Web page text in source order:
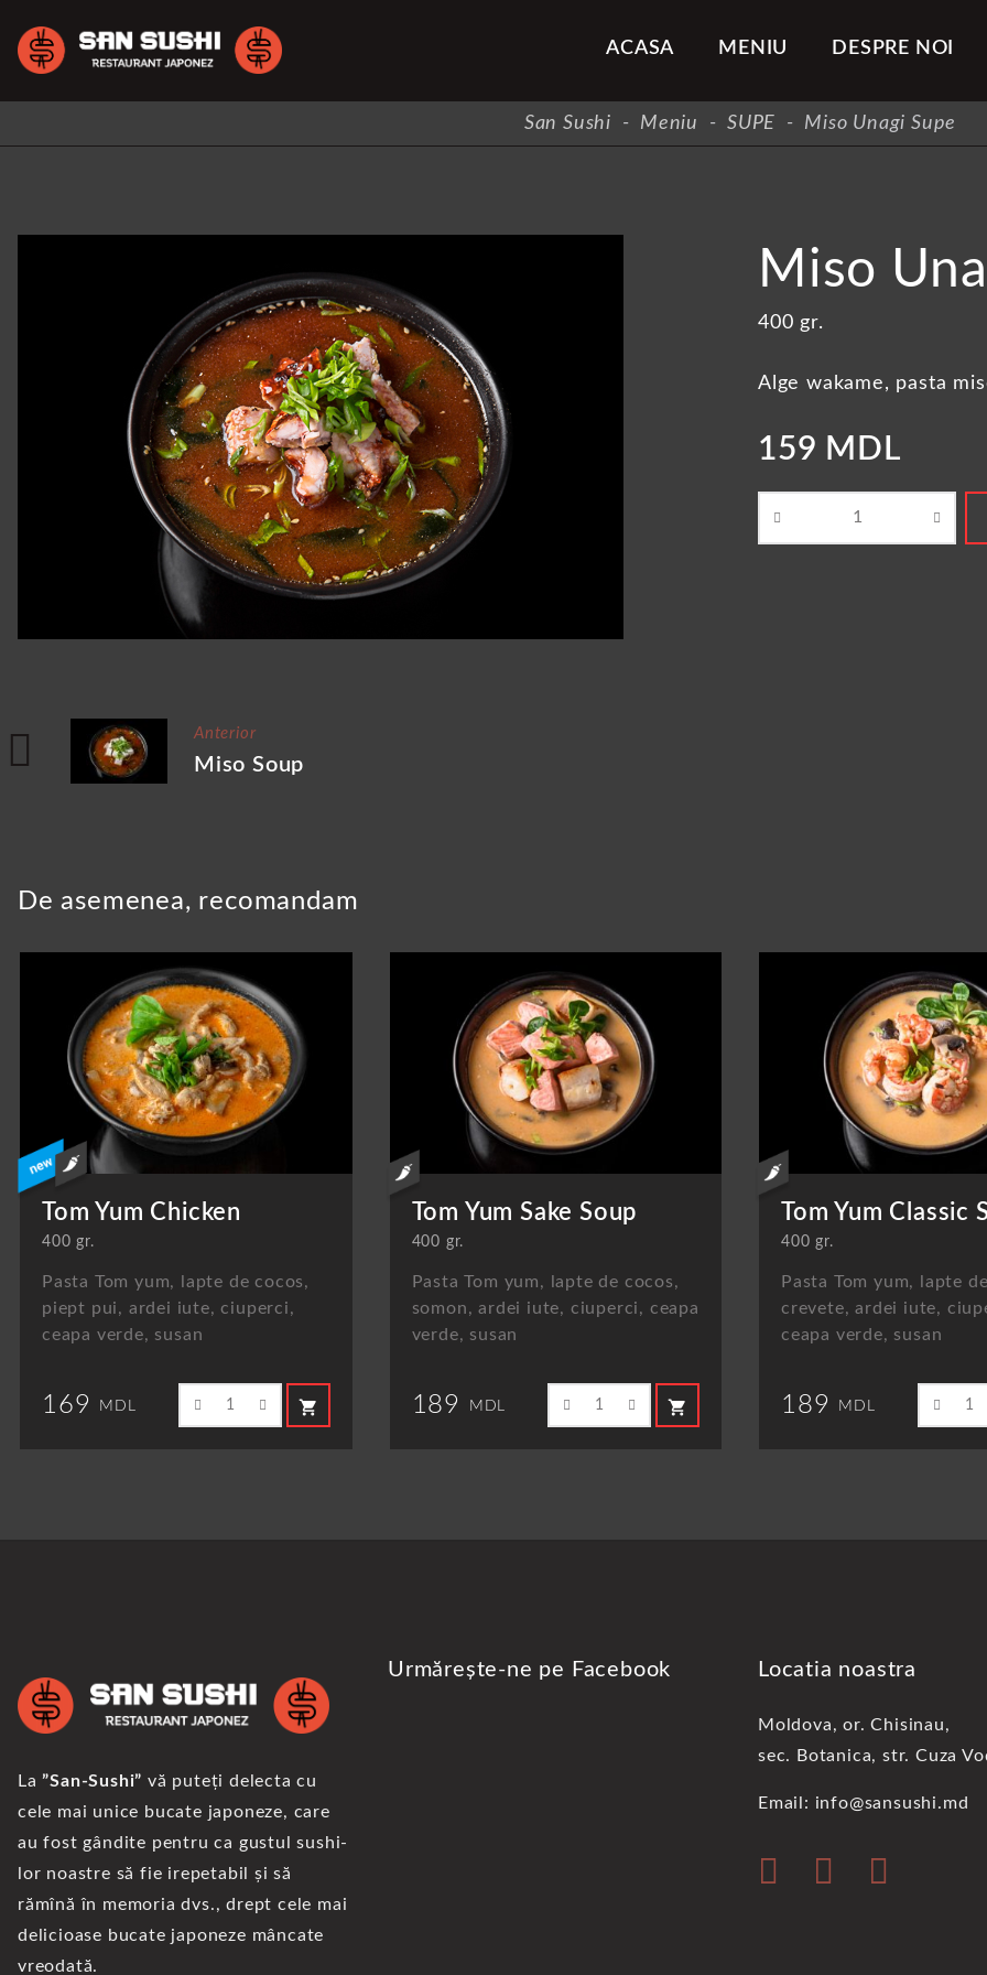
ACASA MENIU DESPRE NOI
San Sushi - Meniu - SUPE - Miso Unagi Supe
Miso
400 gr.
Alge wakame, pasta
159 MDL
Anterior
Miso Soup
De asemenea, recomandam
Tom Yum Chicken
400 gr.
Pasta Tom yum, lapte de cocos,
piept pui, ardei iute, ciuperci,
ceapa verde, susan
169 MDL shopping_cart
Tom Yum Sake Soup
400 gr.
Pasta Tom yum, lapte de cocos,
somon, ardei iute, ciuperci, ceapa
verde, susan
189 MDL shopping_cart
Tom Yum Classic
400 gr.
Pasta Tom yum, lapte
crevete, ardei iute,
ceapa verde, susan
189 MDL
La”San-Sushi” vă puteți delecta cu
cele mai unice bucate japoneze, care
au fost gândite pentru ca gustul sushi-
lor noastre să fie irepetabil și să
rămînă în memoria dvs., drept cele mai
delicioase bucate japoneze mâncate
vreodată.
Urmărește-ne pe Facebook Locatia noastra
Moldova, or. Chisinau,
sec. Botanica, str. Cuza
Email: info@sansushi.md